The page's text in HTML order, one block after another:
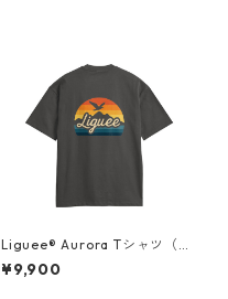
Liguee®️ Aurora Tシャツ（胸
ロゴ刺繍&バックプリント）
¥9,900